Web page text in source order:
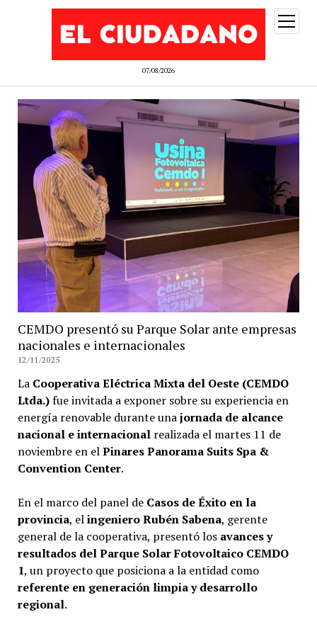
07/08/2026
abrir
menú
CEMDO presentó su Parque Solar ante empresas
nacionales e internacionales
12/11/2025
La Cooperativa Eléctrica Mixta del Oeste (CEMDO
Ltda.)fue invitada a exponer sobre su experiencia en
energía renovable durante unajornada de alcance
nacional e internacionalrealizada el martes 11 de
noviembre en elPinares Panorama Suits Spa &
Convention Center.
En el marco del panel de Casos de Éxito en la
provincia, elingeniero Rubén Sabena, gerente
general de la cooperativa, presentó los avances y
resultados del Parque Solar Fotovoltaico CEMDO
1, un proyecto que posiciona a la entidad como
referente en generación limpia y desarrollo
regional.